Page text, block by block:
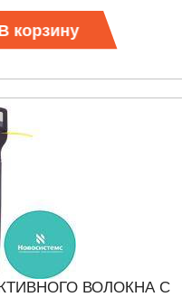
корзину
ВОЛОКНА С